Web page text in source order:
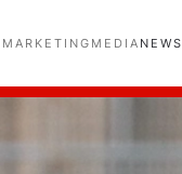
MARKETING MEDIA NEWS